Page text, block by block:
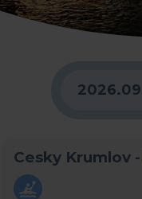
Cesky Krumlov
kayaking